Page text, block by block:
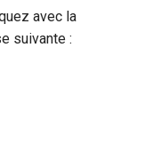
avec la
suivante :